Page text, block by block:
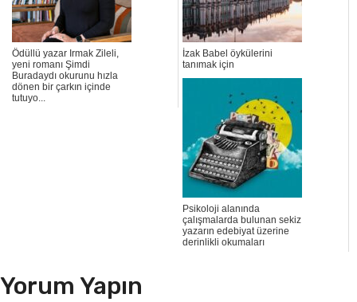
Ödüllü yazar Irmak Zileli,
yeni romanı Şimdi
Buradaydı okurunu hızla
dönen bir çarkın içinde
tutuyo...
İzak Babel öykülerini
tanımak için
Psikoloji alanında
çalışmalarda bulunan sekiz
yazarın edebiyat üzerine
derinlikli okumaları
Yorum Yapın